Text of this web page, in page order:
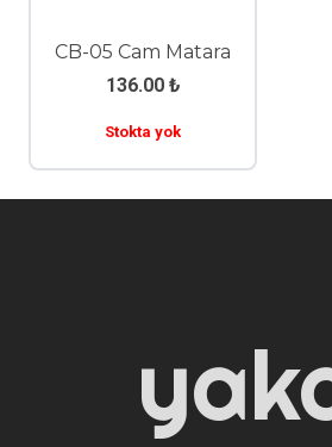
CB-05 Cam Matara
136.00 ₺
Stokta yok